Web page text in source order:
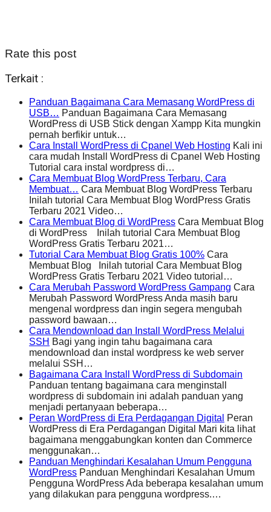
Rate this post
Terkait :
Panduan Bagaimana Cara Memasang WordPress di
USB… Panduan Bagaimana Cara Memasang
WordPress di USB Stick dengan Xampp Kita mungkin
pernah berfikir untuk…
Cara Install WordPress di Cpanel Web Hosting Kali ini
cara mudah Install WordPress di Cpanel Web Hosting
Tutorial cara instal wordpress di…
Cara Membuat Blog WordPress Terbaru, Cara
Membuat… Cara Membuat Blog WordPress Terbaru
Inilah tutorial Cara Membuat Blog WordPress Gratis
Terbaru 2021 Video…
Cara Membuat Blog di WordPress Cara Membuat Blog
di WordPress Inilah tutorial Cara Membuat Blog
WordPress Gratis Terbaru 2021…
Tutorial Cara Membuat Blog Gratis 100% Cara
Membuat Blog Inilah tutorial Cara Membuat Blog
WordPress Gratis Terbaru 2021 Video tutorial…
Cara Merubah Password WordPress Gampang Cara
Merubah Password WordPress Anda masih baru
mengenal wordpress dan ingin segera mengubah
password bawaan…
Cara Mendownload dan Install WordPress Melalui
SSH Bagi yang ingin tahu bagaimana cara
mendownload dan instal wordpress ke web server
melalui SSH…
Bagaimana Cara Install WordPress di Subdomain
Panduan tentang bagaimana cara menginstall
wordpress di subdomain ini adalah panduan yang
menjadi pertanyaan beberapa…
Peran WordPress di Era Perdagangan Digital
Peran
WordPress di Era Perdagangan Digital Mari kita lihat
bagaimana menggabungkan konten dan Commerce
menggunakan…
Panduan Menghindari Kesalahan Umum Pengguna
WordPress Panduan Menghindari Kesalahan Umum
Pengguna WordPress Ada beberapa kesalahan umum
yang dilakukan para pengguna wordpress.…